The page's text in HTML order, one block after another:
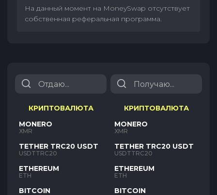
На данный момент на MoneySwap отсутствует
собственная реферальная программа.
КРИПТОВАЛЮТА
MONERO
XMR
TETHER TRC20 USDT
USDTTRC20
ETHEREUM
ETH
BITCOIN
КРИПТОВАЛЮТА
MONERO
XMR
TETHER TRC20 USDT
USDTTRC20
ETHEREUM
ETH
BITCOIN